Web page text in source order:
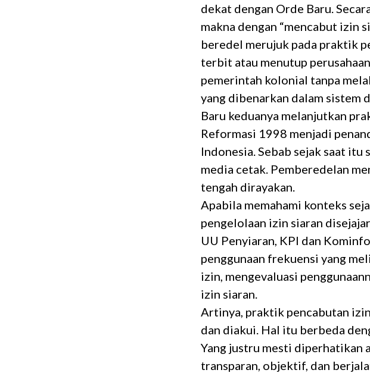
dekat dengan Orde Baru.
makna dengan “mencabut izin
beredel merujuk pada praktik
terbit atau menutup
pemerintah kolonial tanpa
yang dibenarkan dalam sistem
Baru keduanya melanjutkan
Reformasi 1998 menjadi
Indonesia. Sebab sejak saat
media cetak. Pemberedelan
tengah dirayakan.
Apabila memahami konteks
pengelolaan izin siaran
UU Penyiaran, KPI dan
penggunaan frekuensi yang
izin, mengevaluasi
izin siaran.
Artinya, praktik pencabutan
dan diakui. Hal itu berbeda
Yang justru mesti diperhatikan
transparan, objektif, dan